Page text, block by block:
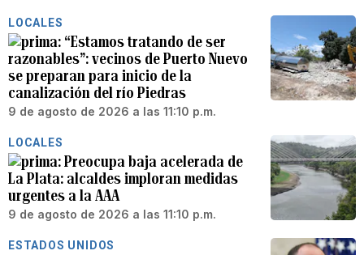
LOCALES
“Estamos tratando de ser
razonables”: vecinos de Puerto Nuevo
se preparan para inicio de la
canalización del río Piedras
9 de agosto de 2026 a las 11:10 p.m.
LOCALES
Preocupa baja acelerada de
La Plata: alcaldes imploran medidas
urgentes a la AAA
9 de agosto de 2026 a las 11:10 p.m.
ESTADOS UNIDOS